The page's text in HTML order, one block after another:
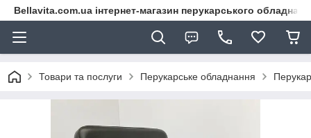
Bellavita.com.ua інтернет-магазин перукарського
Товари та послуги Перукарське обладнання